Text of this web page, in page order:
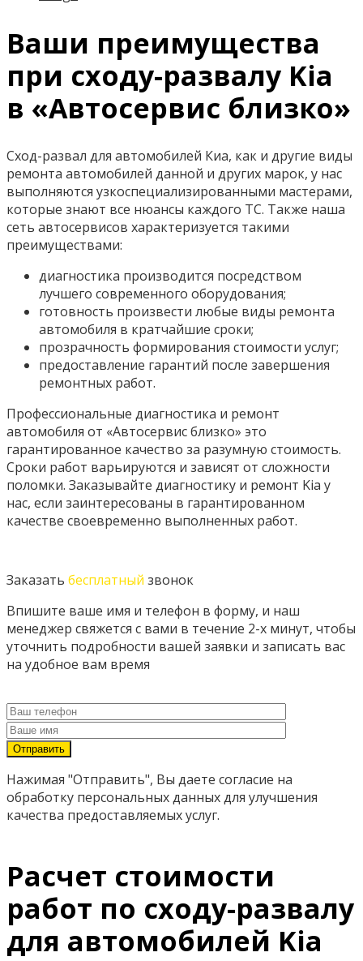
Ваши преимущества
при сходу-развалу Kia
в «Автосервис близко»
Сход-развал для автомобилей Киа, как и другие виды
ремонта автомобилей данной и других марок, у нас
выполняются узкоспециализированными мастерами,
которые знают все нюансы каждого ТС. Также наша
сеть автосервисов характеризуется такими
преимуществами:
диагностика производится посредством
лучшего современного оборудования;
готовность произвести любые виды ремонта
автомобиля в кратчайшие сроки;
прозрачность формирования стоимости услуг;
предоставление гарантий после завершения
ремонтных работ.
Профессиональные диагностика и ремонт
автомобиля от «Автосервис близко» это
гарантированное качество за разумную стоимость.
Сроки работ варьируются и зависят от сложности
поломки. Заказывайте диагностику и ремонт Kia у
нас, если заинтересованы в гарантированном
качестве своевременно выполненных работ.
Заказать бесплатный звонок
Впишите ваше имя и телефон в форму, и наш
менеджер свяжется с вами в течение 2-х минут, чтобы
уточнить подробности вашей заявки и записать вас
на удобное вам время
Нажимая "Отправить", Вы даете согласие на
обработку персональных данных для улучшения
качества предоставляемых услуг.
Расчет стоимости
работ по сходу-развалу
для автомобилей Kia